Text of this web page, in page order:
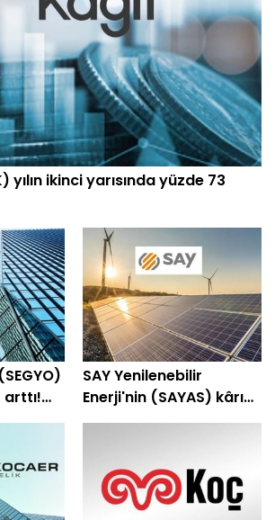
yılın ikinci yarısında yüzde 73
arttı!
SAY Yenilenebilir
Enerji'nin (SAYAS) kârı
yüzde 23 arttı!